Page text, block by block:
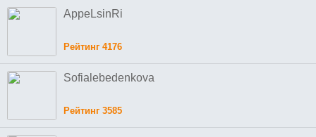
AppeLsinRi
Рейтинг 4176
Sofialebedenkova
Рейтинг 3585